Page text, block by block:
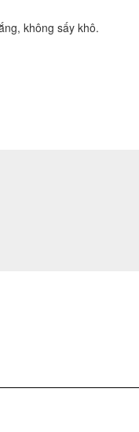
không sấy khô.